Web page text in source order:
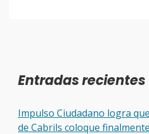
Entradas recientes
Impulso Ciudadano logra
de Cabrils coloque